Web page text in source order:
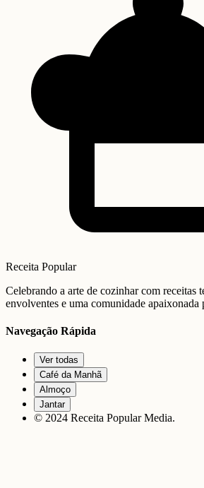
Receita Popular
Celebrando a arte de cozinhar com receitas
envolventes e uma comunidade apaixonada
Navegação Rápida
Ver todas
Café da Manhã
Almoço
Jantar
© 2024 Receita Popular Media.